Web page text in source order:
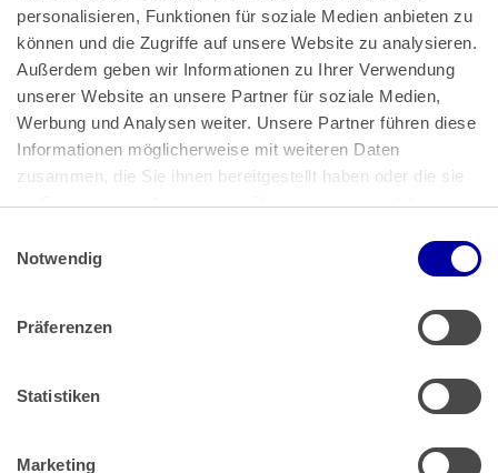
personalisieren, Funktionen für soziale Medien anbieten zu
können und die Zugriffe auf unsere Website zu analysieren.
Außerdem geben wir Informationen zu Ihrer Verwendung
unserer Website an unsere Partner für soziale Medien,
Werbung und Analysen weiter. Unsere Partner führen diese
Informationen möglicherweise mit weiteren Daten
zusammen, die Sie ihnen bereitgestellt haben oder die sie
im Rahmen Ihrer Nutzung der Dienste gesammelt haben.
Impressum
Notwendig
Präferenzen
Statistiken
Marketing
Bundeskanzlerplatz 2
53113 Bonn
Pressemitteilungen|AGB
Impressum|Datenschutz
Muster Widerrufsformular (PDF)